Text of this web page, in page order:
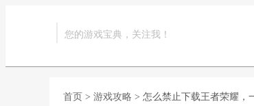
您的游戏宝典，关注我！
首页 > 游戏攻略 > 怎么禁止下载王者荣耀，